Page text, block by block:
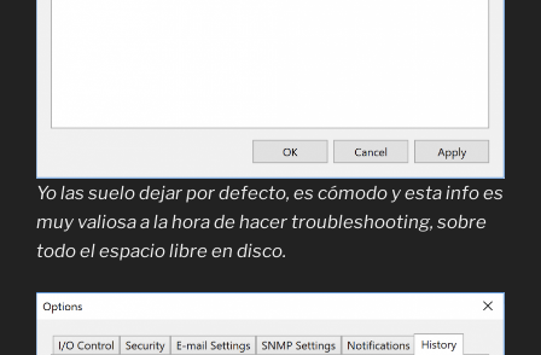
Yo las suelo dejar por defecto, es cómodo y esta info es
muy valiosa a la hora de hacer troubleshooting, sobre
todo el espacio libre en disco.